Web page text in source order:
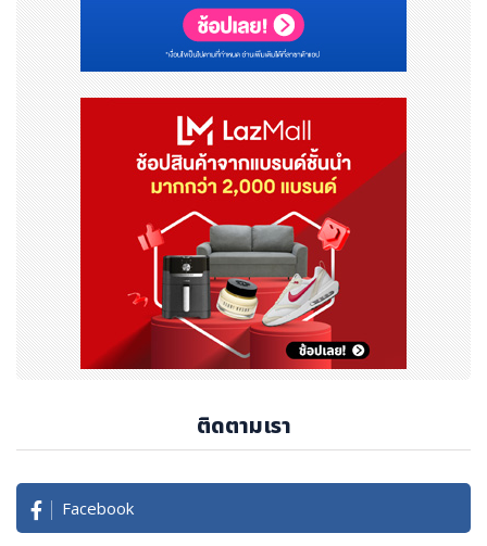
ติดตามเรา
Facebook